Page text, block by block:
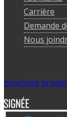
Carrière
Demande
Nous
Brochure